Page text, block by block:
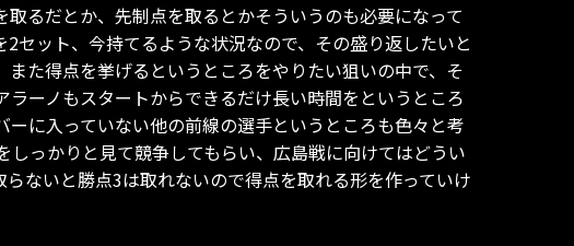
るだとか、先制点を取るとかそういうのも必要になって
セット、今持てるような状況なので、その盛り返したいと
た得点を挙げるというところをやりたい狙いの中で、そ
ーノもスタートからできるだけ長い時間をというところ
に入っていない他の前線の選手というところも色々と考
っかりと見て競争してもらい、広島戦に向けてはどうい
ないと勝点3は取れないので得点を取れる形を作っていけ